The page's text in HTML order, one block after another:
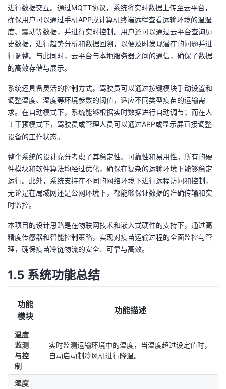
进行数据交互。通过MQTT协议，系统将实时数据上传至云平台，
确保用户可以通过手机APP或计算机终端远程查看运输环境的温湿
度、震动等数据，并进行实时控制。用户还可以通过云平台查询历
史数据，进行趋势分析和数据回溯，以便及时发现潜在的问题并进
行调整。与此同时，云平台与本地服务器之间的通信，确保了数据
的高效存储与展示。
系统还具备灵活的控制方式。驾驶员可以通过按键模块手动设置和
调整温度、湿度等环境参数的阈值，适应不同类型疫苗的运输需
求。在自动模式下，系统能够根据实时数据进行自动调节；而在人
工干预模式下，驾驶员或管理人员可以通过APP或显示屏直接调整
设备的工作状态。
整个系统的设计充分考虑了其稳定性、可靠性和易用性。所有的硬
件模块和软件算法均经过优化，确保在复杂的运输环境下能够稳定
运行。此外，系统支持在不同的网络环境下进行远程访问和控制，
无论是在局域网还是公网环境下，都能够保证数据的准确传输和实
时监控。
本项目的设计思路是在物联网技术和嵌入式硬件的支持下，通过高
精度传感器和智能控制策略，实现对疫苗运输过程的全面监控与管
理，确保疫苗冷链物流的安全、可靠与高效。
1.5 系统功能总结
功能
模块
功能描述
温度
监测
与控
制
实时监测运输环境中的温度，当温度超过设定值时，
自动启动制冷风机进行降温。
湿度